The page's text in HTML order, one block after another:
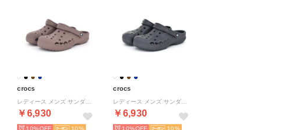
crocs
￥6,930
10% 10
crocs
￥6,930
10% 10